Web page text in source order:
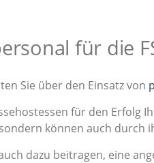
für die
Sie über den Einsatz von
für den Erfolg
können auch
dazu beitragen, eine